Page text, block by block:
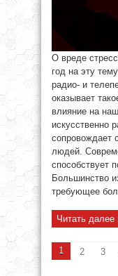
О вреде
год на эту
радио- и
оказывает
влияние на
искусственно
сопровождает
людей.
способствует
Большинство
требующее
Читать далее
1 2 3